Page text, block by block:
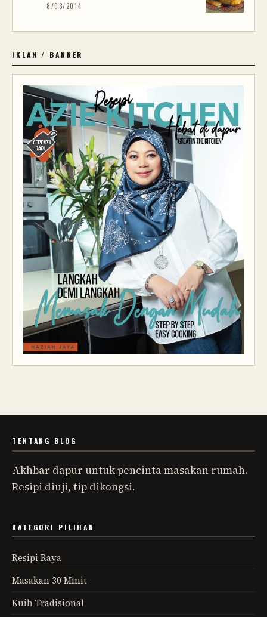
8/03/2014
IKLAN / BANNER
TENTANG BLOG
Akhbar dapur untuk pencinta masakan rumah.
Resipi diuji, tip dikongsi.
KATEGORI PILIHAN
Resipi Raya
Masakan 30 Minit
Kuih Tradisional